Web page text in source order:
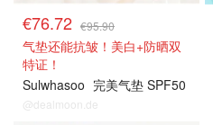
€76.72 €95.90
气垫还能抗皱！美白+防晒双
特证！
Sulwhasoo 完美气垫 SPF50
@dealmoon.de